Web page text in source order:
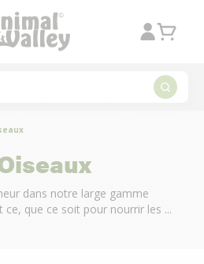
dans notre large gamme
ce, que ce soit pour nourrir les ...